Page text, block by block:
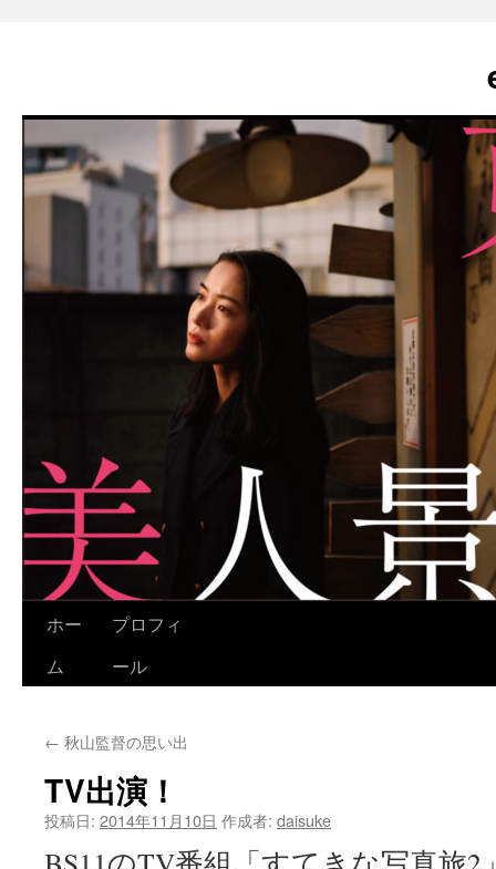
コ
ン
ツ
へ
ホー
ム
プロフィ
ール
← 秋山監督の思い出
TV出演！
投稿日: 2014年11月10日 作成者: daisuke